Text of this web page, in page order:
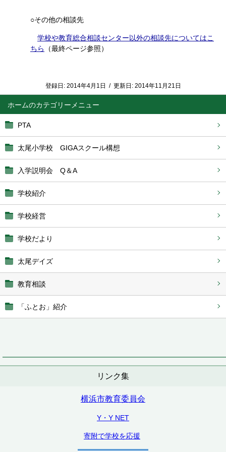
ホーム
PTA
太尾小学校 GIGAスクール構想
入学説明会 Q＆A
学校紹介
学校経営
学校だより
太尾デイズ
教育相談
「ふとお」紹介
リンク集
横浜市教育委員会
Y・Y NET
寄附で学校を応援
○その他の相談先
学校や教育総合相談センター以外の相談先についてはこ
ちら
（最終ページ参照）
登録日: 2014年4月1日 / 更新日: 2014年11月21日